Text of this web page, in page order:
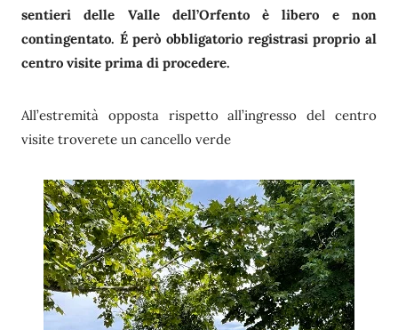
sentieri delle Valle dell’Orfento è libero e non
contingentato. É però obbligatorio registrasi proprio al
centro visite prima di procedere.
All’estremità opposta rispetto all’ingresso del centro
visite troverete un cancello verde